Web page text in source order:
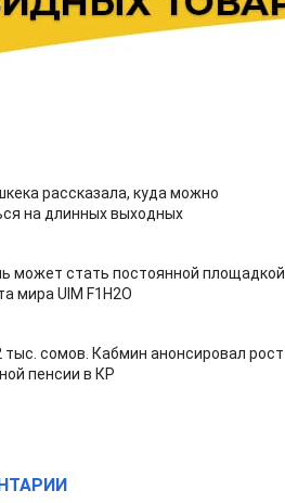
рассказала, куда можно
на длинных выходных
может стать постоянной площадкой
мира UIM F1H2O
тыс. сомов. Кабмин анонсировал рост
пенсии в КР